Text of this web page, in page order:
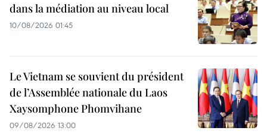
dans la médiation au niveau local
10/08/2026 01:45
Le Vietnam se souvient du président
de l’Assemblée nationale du Laos
Xaysomphone Phomvihane
09/08/2026 13:00